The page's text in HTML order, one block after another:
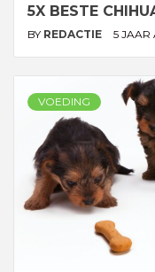
5X BESTE
BY REDACTIE 5 JAAR
VOEDING